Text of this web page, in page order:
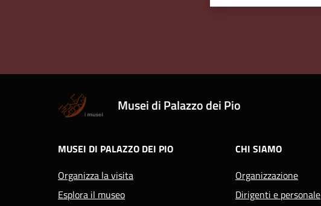
Musei di Palazzo dei Pio
MUSEI DI PALAZZO DEI PIO
Organizza la visita
Esplora il museo
CHI SIAMO
Organizzazione
Dirigenti e personale